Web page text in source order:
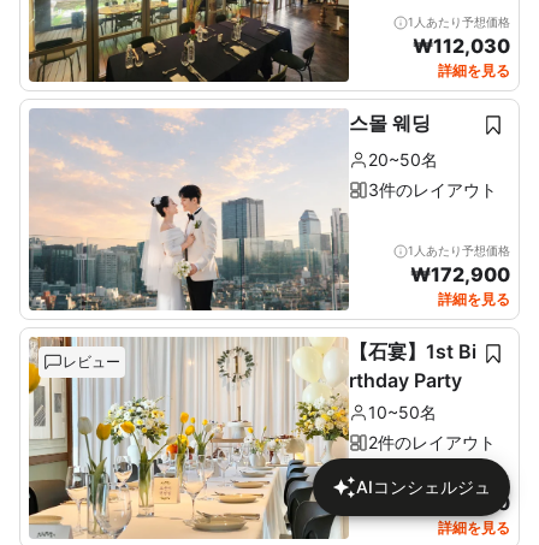
1人あたり予想価格
₩112,030
詳細を見る
스몰 웨딩
20~50名
3件のレイアウト
1人あたり予想価格
₩172,900
詳細を見る
レビュー
【石宴】1st Bi
rthday Party
10~50名
2件のレイアウト
1人あたり予想価格
137,680
詳細を見る
AIコンシェルジュ